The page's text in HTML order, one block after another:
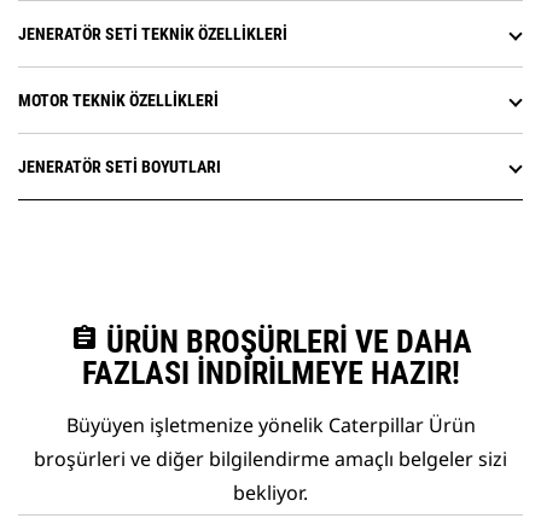
JENERATÖR SETI TEKNIK ÖZELLIKLERI
MOTOR TEKNIK ÖZELLIKLERI
JENERATÖR SETI BOYUTLARI
assignment ÜRÜN BROŞÜRLERI VE DAHA
FAZLASI İNDIRILMEYE HAZIR!
Büyüyen işletmenize yönelik Caterpillar Ürün
broşürleri ve diğer bilgilendirme amaçlı belgeler sizi
bekliyor.